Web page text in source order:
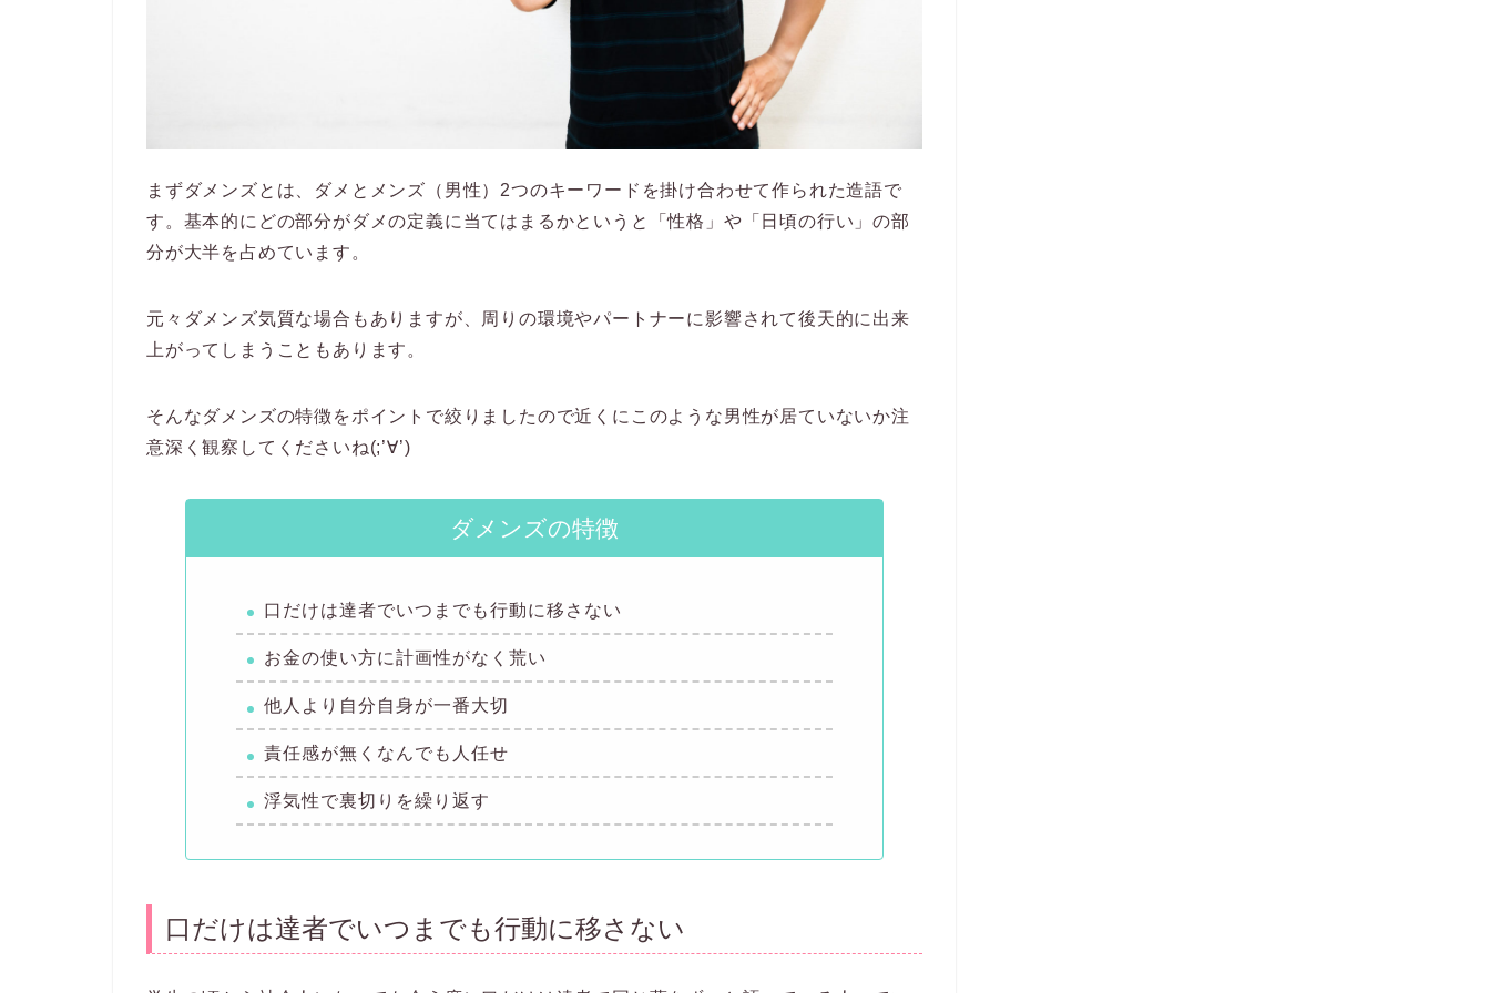
まずダメンズとは、ダメとメンズ（男性）2つのキーワードを掛け合わせて作られた造語で
す。基本的にどの部分がダメの定義に当てはまるかというと「性格」や「日頃の行い」の部
分が大半を占めています。
元々ダメンズ気質な場合もありますが、周りの環境やパートナーに影響されて後天的に出来
上がってしまうこともあります。
そんなダメンズの特徴をポイントで絞りましたので近くにこのような男性が居ていないか注
意深く観察してくださいね(;’∀’)
ダメンズの特徴
口だけは達者でいつまでも行動に移さない
お金の使い方に計画性がなく荒い
他人より自分自身が一番大切
責任感が無くなんでも人任せ
浮気性で裏切りを繰り返す
口だけは達者でいつまでも行動に移さない